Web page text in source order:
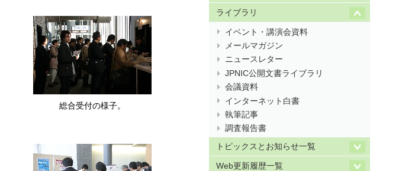
総合受付の様子。
ライブラリ
イベント・講演会資料
メールマガジン
ニュースレター
JPNIC公開文書ライブラリ
会議資料
インターネット白書
執筆記事
調査報告書
トピックスとお知らせ一覧
Web更新履歴一覧